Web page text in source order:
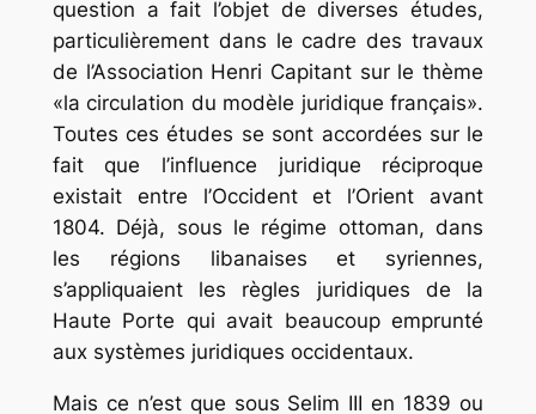
question a fait l’objet de diverses études,
particulièrement dans le cadre des travaux
de l’Association Henri Capitant sur le thème
«la circulation du modèle juridique français».
Toutes ces études se sont accordées sur le
fait que l’influence juridique réciproque
existait entre l’Occident et l’Orient avant
1804. Déjà, sous le régime ottoman, dans
les régions libanaises et syriennes,
s’appliquaient les règles juridiques de la
Haute Porte qui avait beaucoup emprunté
aux systèmes juridiques occidentaux.
Mais ce n’est que sous Selim III en 1839 ou